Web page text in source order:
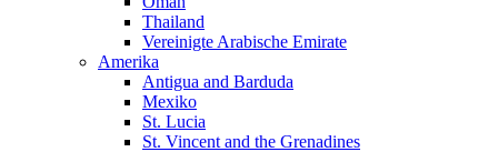
Thailand
Vereinigte Arabische Emirate
Amerika
Antigua and Barduda
Mexiko
St. Lucia
St. Vincent and the Grenadines